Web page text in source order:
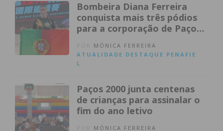
Bombeira Diana Ferreira
conquista mais três pódios
para a corporação de Paço
de Sousa
MÓNICA FERREIRA
ATUALIDADE DESTAQUE PENAFIE
L
Paços 2000 junta centenas
de crianças para assinalar o
fim do ano letivo
MÓNICA FERREIRA